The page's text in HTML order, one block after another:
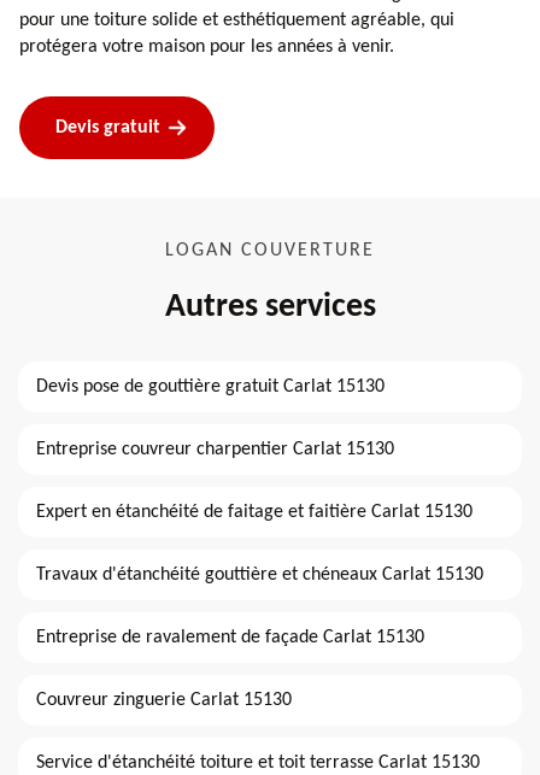
pour une toiture solide et esthétiquement agréable, qui
protégera votre maison pour les années à venir.
Devis gratuit
LOGAN COUVERTURE
Autres services
Devis pose de gouttière gratuit Carlat 15130
Entreprise couvreur charpentier Carlat 15130
Expert en étanchéité de faitage et faitière Carlat 15130
Travaux d'étanchéité gouttière et chéneaux Carlat 15130
Entreprise de ravalement de façade Carlat 15130
Couvreur zinguerie Carlat 15130
Service d'étanchéité toiture et toit terrasse Carlat 15130